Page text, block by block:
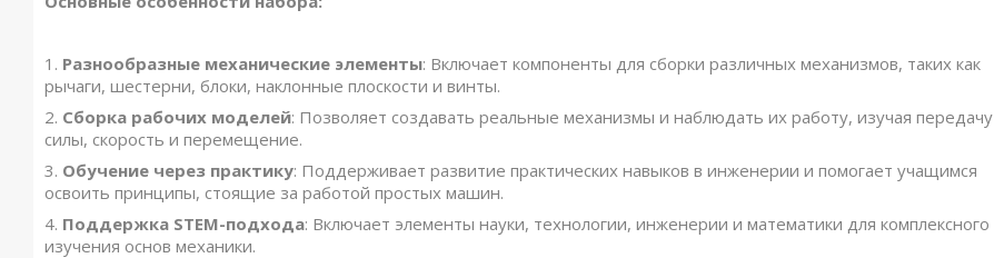
1. Разнообразные механические элементы: Включает компоненты для сборки различных механизмов, таких как
рычаги, шестерни, блоки, наклонные плоскости и винты.
2. Сборка рабочих моделей: Позволяет создавать реальные механизмы и наблюдать их работу, изучая передачу
силы, скорость и перемещение.
3. Обучение через практику: Поддерживает развитие практических навыков в инженерии и помогает учащимся
освоить принципы, стоящие за работой простых машин.
4. Поддержка STEM-подхода: Включает элементы науки, технологии, инженерии и математики для комплексного
изучения основ механики.